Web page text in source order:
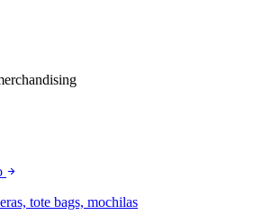
tote bags, mochilas